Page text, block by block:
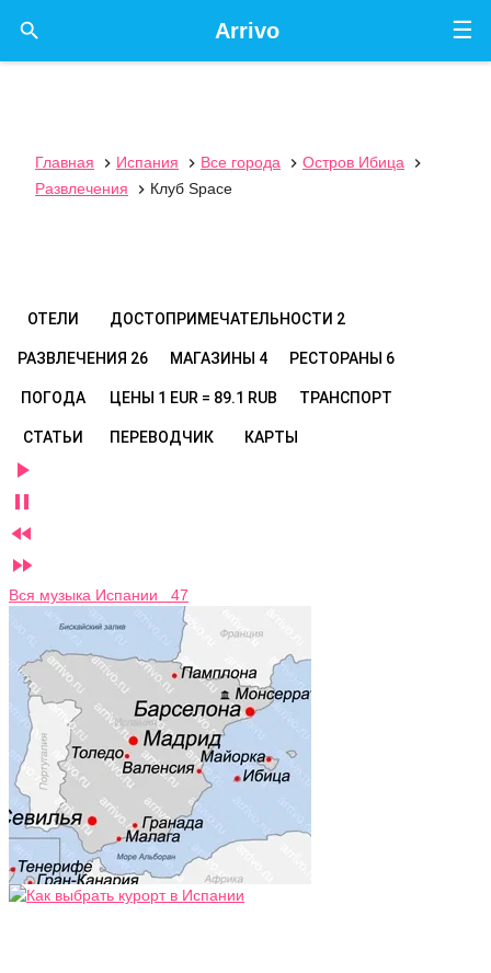
☰
Arrivo

Главная  Испания  Все города  Остров Ибица

Развлечения
 Клуб Space
ОТЕЛИ ДОСТОПРИМЕЧАТЕЛЬНОСТИ 2
РАЗВЛЕЧЕНИЯ 26 МАГАЗИНЫ 4 РЕСТОРАНЫ 6
ПОГОДА ЦЕНЫ 1 EUR = 89.1 RUB ТРАНСПОРТ
СТАТЬИ ПЕРЕВОДЧИК КАРТЫ




Вся музыка Испании 47